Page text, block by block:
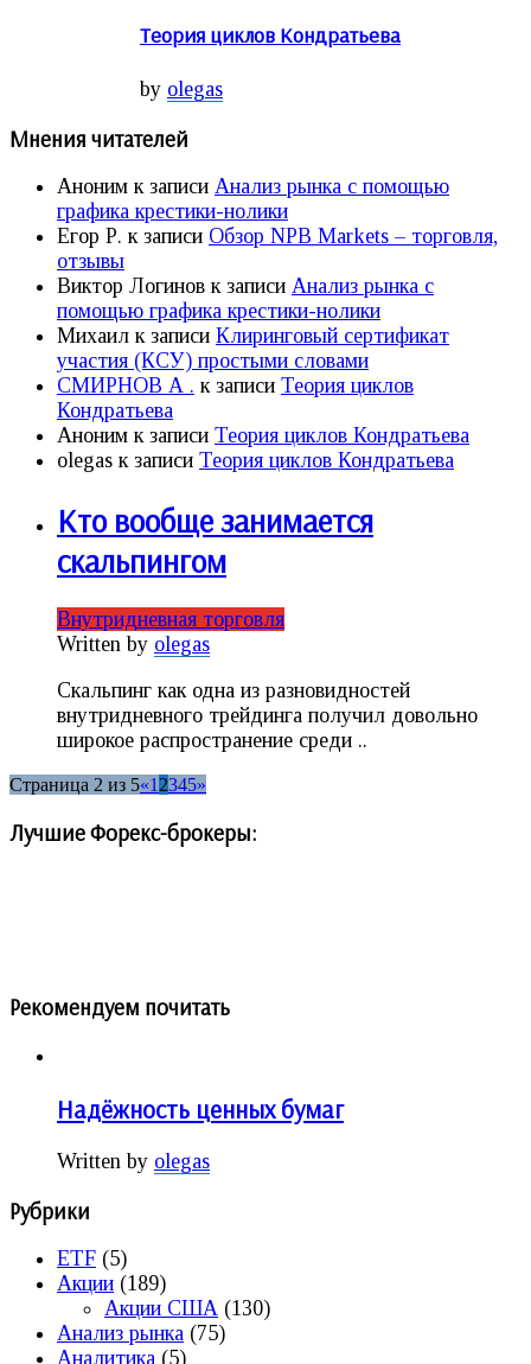
Теория циклов Кондратьева
by olegas
Мнения читателей
Аноним к записи Анализ рынка с помощью
графика крестики-нолики
Егор Р. к записи Обзор NPB Markets – торговля,
отзывы
Виктор Логинов к записи Анализ рынка с
помощью графика крестики-нолики
Михаил к записи Клиринговый сертификат
участия (КСУ) простыми словами
СМИРНОВ А . к записи Теория циклов
Кондратьева
Аноним к записи Теория циклов Кондратьева
olegas к записи Теория циклов Кондратьева
Кто вообще занимается
скальпингом
Внутридневная торговля
Written by olegas
Скальпинг как одна из разновидностей
внутридневного трейдинга получил довольно
широкое распространение среди ..
Страница 2 из 5«1 2345»
Лучшие Форекс-брокеры:
Рекомендуем почитать
Надёжность ценных бумаг
Written by olegas
Рубрики
ETF (5)
Акции (189)
Акции США (130)
Анализ рынка (75)
Аналитика (5)